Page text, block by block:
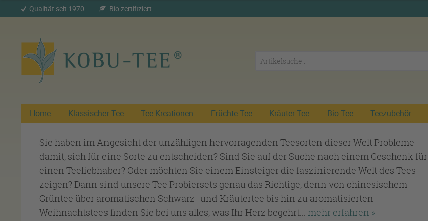
Qualität seit 1970 Bio zertifiziert
Home Klassischer Tee Tee Kreationen Früchte Tee Kräuter Tee Bio Tee Teezubehör
Sie haben im Angesicht der unzähligen hervorragenden Teesorten dieser Welt Probleme
damit, sich für eine Sorte zu entscheiden? Sind Sie auf der Suche nach einem Geschenk für
einen Teeliebhaber? Oder möchten Sie einem Einsteiger die faszinierende Welt des Tees
zeigen? Dann sind unsere Tee Probiersets genau das Richtige, denn von chinesischem
Grüntee über aromatischen Schwarz- und Kräutertee bis hin zu aromatisierten
Weihnachtstees finden Sie bei uns alles, was Ihr Herz begehrt... mehr erfahren »